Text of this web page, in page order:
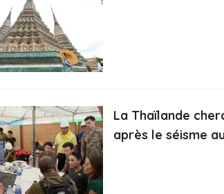
La Thaïlande
après le séisme